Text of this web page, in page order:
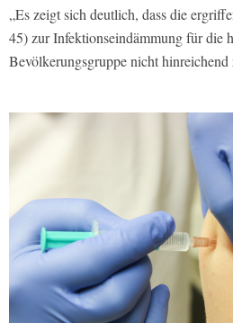
„Es zeigt sich deutlich, dass die
45) zur Infektionseindämmung für die
Bevölkerungsgruppe nicht